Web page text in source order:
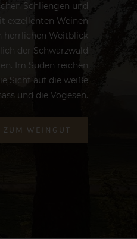
Schliengen und
exzellenten Weinen
herrlichen Weitblick
der Schwarzwald
Im Süden reichen
Sicht auf die weiße
und die Vogesen.
ZUM WEINGUT